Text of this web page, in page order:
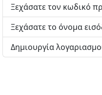
Ξεχάσατε τον κωδικό
Ξεχάσατε το όνομα
Δημιουργία